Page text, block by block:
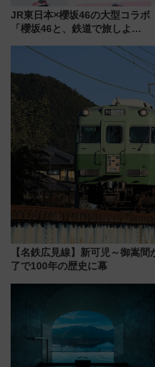
JR東日本×櫻坂46の大型コラボ
「櫻坂46と、鉄道で旅しよ
潟・長野・庄内へ
【名鉄広見線】新可児～御嵩
了で100年の歴史に幕